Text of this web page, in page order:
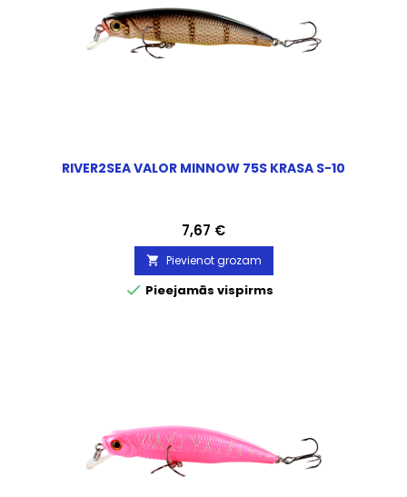
RIVER2SEA VALOR MINNOW 75S KRASA S-10
Cena
7,67 €
 Pievienot grozam
 Pieejamās vispirms